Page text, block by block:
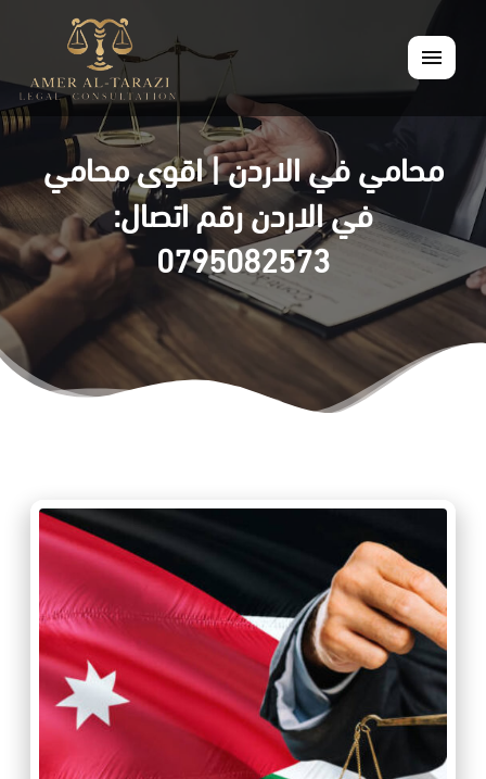
القائمة
محامي في الاردن | اقوى محامي
في الاردن رقم اتصال:
0795082573